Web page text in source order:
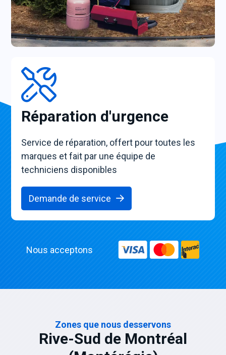
Réparation d'urgence
Service de réparation, offert pour toutes les
marques et fait par une équipe de
techniciens disponibles
Demande de service
Nous acceptons
Zones que nous desservons
Rive-Sud de Montréal